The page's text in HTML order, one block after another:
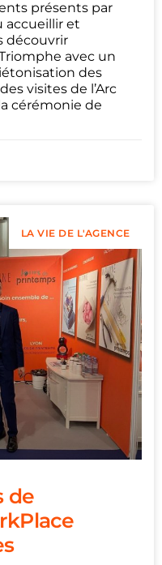
présents par
accueillir et
découvrir
avec un
des
visites de l’Arc
cérémonie de
LA VIE DE L'AGENCE
de